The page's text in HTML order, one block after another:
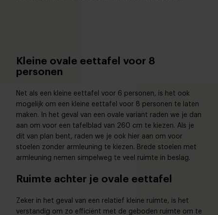
Kleine ovale eettafel voor 8
personen
Net als een kleine eettafel voor 6 personen, is het ook
mogelijk om een kleine eettafel voor 8 personen te laten
maken. In het geval van een ovale variant raden we je dan
aan om voor een tafelblad van 260 cm te kiezen. Als je
dit van plan bent, raden we je ook hier aan om voor
stoelen zonder armleuning te kiezen. Brede stoelen met
armleuning nemen simpelweg te veel ruimte in beslag.
Ruimte achter je ovale eettafel
Zeker in het geval van een relatief kleine ruimte, is het
verstandig om zo efficiënt met de geboden ruimte om te